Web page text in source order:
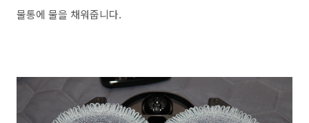
물통에 물을 채워줍니다.